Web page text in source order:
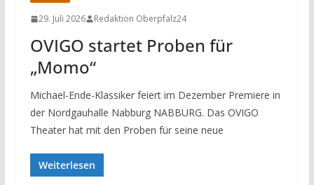
29. Juli 2026 Redaktion Oberpfalz24
OVIGO startet Proben für
„Momo“
Michael-Ende-Klassiker feiert im Dezember Premiere in
der Nordgauhalle Nabburg NABBURG. Das OVIGO
Theater hat mit den Proben für seine neue
Weiterlesen